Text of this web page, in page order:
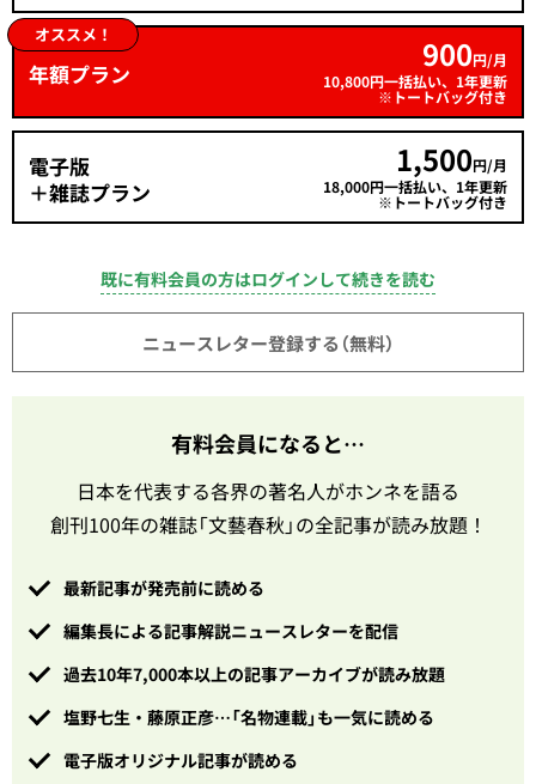
オススメ！
年額プラン 900円/月
10,800円一括払い、1年更新
※トートバッグ付き
電子版
＋雑誌プラン
1,500円/月
18,000円一括払い、1年更新
※トートバッグ付き
既に有料会員の方はログインして続きを読む
ニュースレター登録する（無料）
有料会員になると…
日本を代表する各界の著名人がホンネを語る
創刊100年の雑誌「文藝春秋」の全記事が読み放題！
最新記事が発売前に読める
編集長による記事解説ニュースレターを配信
過去10年7,000本以上の記事アーカイブが読み放題
塩野七生・藤原正彦…「名物連載」も一気に読める
電子版オリジナル記事が読める